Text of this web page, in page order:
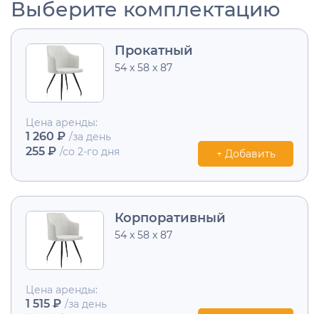
Выберите комплектацию
Прокатный
54 х 58 х 87
Цена аренды:
1 260 ₽ /за день
255 ₽ /со 2-го дня + Добавить
Корпоративный
54 х 58 х 87
Цена аренды:
1 515 ₽ /за день